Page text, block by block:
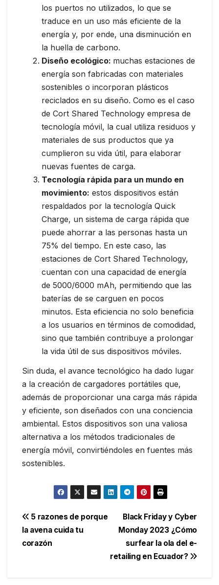
los puertos no utilizados, lo que se
traduce en un uso más eficiente de la
energía y, por ende, una disminución en
la huella de carbono.
Diseño ecológico: muchas estaciones de
energía son fabricadas con materiales
sostenibles o incorporan plásticos
reciclados en su diseño. Como es el caso
de Cort Shared Technology empresa de
tecnología móvil, la cual utiliza residuos y
materiales de sus productos que ya
cumplieron su vida útil, para elaborar
nuevas fuentes de carga.
Tecnología rápida para un mundo en
movimiento: estos dispositivos están
respaldados por la tecnología Quick
Charge, un sistema de carga rápida que
puede ahorrar a las personas hasta un
75% del tiempo. En este caso, las
estaciones de Cort Shared Technology,
cuentan con una capacidad de energía
de 5000/6000 mAh, permitiendo que las
baterías de se carguen en pocos
minutos. Esta eficiencia no solo beneficia
a los usuarios en términos de comodidad,
sino que también contribuye a prolongar
la vida útil de sus dispositivos móviles.
Sin duda, el avance tecnológico ha dado lugar
a la creación de cargadores portátiles que,
además de proporcionar una carga más rápida
y eficiente, son diseñados con una conciencia
ambiental. Estos dispositivos son una valiosa
alternativa a los métodos tradicionales de
energía móvil, convirtiéndoles en fuentes más
sostenibles.
Navegación
de
Black Friday y Cyber
Monday 2023 ¿Cómo
surfear la ola del e-
retailing en Ecuador?
5 razones de porque
la avena cuida tu
corazón